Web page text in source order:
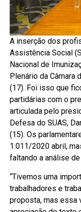
A inserção dos
Assistência Social
Nacional de
Plenário da Câmara
(17). Foi isso que
partidárias com o
articulada pelo
Defesa do SUAS,
(15). Os
1.011/2020 abril,
faltando a análise
“Tivemos uma
trabalhadores e
proposta, mas essa